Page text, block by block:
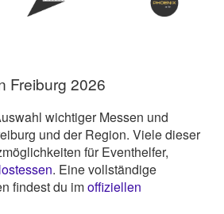
Freiburg 2026
wichtiger Messen und
und der Region. Viele dieser
für Eventhelfer,
. Eine vollständige
findest du imoffiziellen